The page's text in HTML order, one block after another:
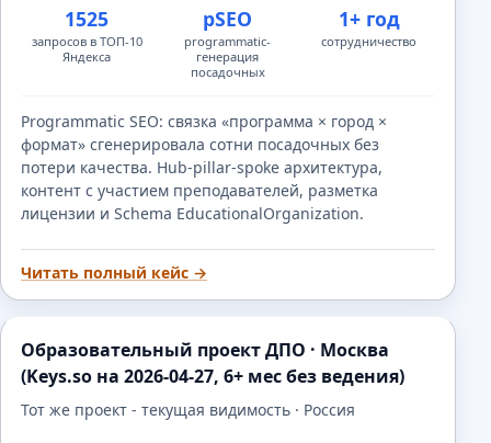
1525
запросов в ТОП-10
Яндекса
pSEO
programmatic-
генерация
посадочных
1+ год
сотрудничество
Programmatic SEO: связка «программа × город ×
формат» сгенерировала сотни посадочных без
потери качества. Hub-pillar-spoke архитектура,
контент с участием преподавателей, разметка
лицензии и Schema EducationalOrganization.
Читать полный кейс →
Образовательный проект ДПО · Москва
(Keys.so на 2026-04-27, 6+ мес без ведения)
Тот же проект - текущая видимость · Россия